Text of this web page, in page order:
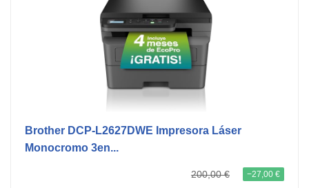
Brother DCP-L2627DWE Impresora Láser
Monocromo 3en...
200,00 € −27,00 €